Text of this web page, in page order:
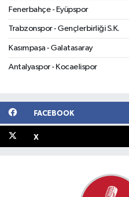
Fenerbahçe - Eyüpspor
Trabzonspor - Gençlerbirliği S.K.
Kasımpaşa - Galatasaray
Antalyaspor - Kocaelispor
FACEBOOK
X